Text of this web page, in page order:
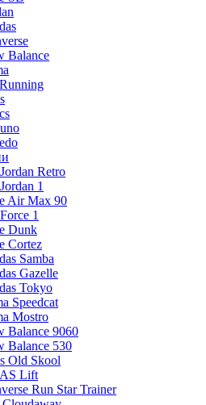
Balance
Retro
1
Air Max 90
1
Dunk
Cortez
Samba
Gazelle
Tokyo
Speedcat
Mostro
Balance 9060
Balance 530
Old Skool
Lift
Run Star Trainer